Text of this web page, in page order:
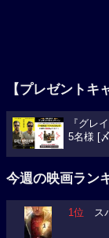
【プレゼントキ
『グレ
5名様 [
今週の映画ラン
1位 ス